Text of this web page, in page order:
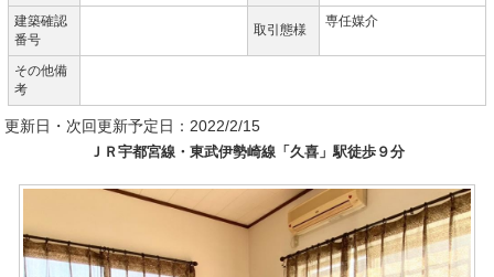
建築確認
番号
取引態様
専任媒介
その他備
考
更新日・次回更新予定日：2022/2/15
ＪＲ宇都宮線・東武伊勢崎線「久喜」駅徒歩９分